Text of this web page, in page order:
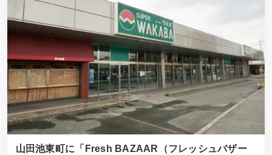
山田池東町に「Fresh BAZAAR（フレッシュバザー